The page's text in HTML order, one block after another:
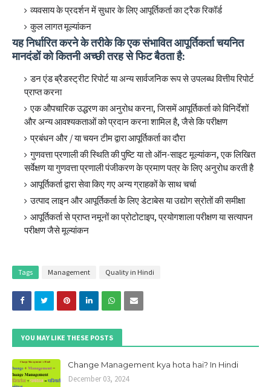
व्यवसाय के प्रदर्शन में सुधार के लिए आपूर्तिकर्ता का ट्रैक रिकॉर्ड
कुल लागत मूल्यांकन
यह निर्धारित करने के तरीके कि एक संभावित आपूर्तिकर्ता चयनित
मानदंडों को कितनी अच्छी तरह से फिट बैठता है:
डन एंड ब्रैडस्ट्रीट रिपोर्ट या अन्य सार्वजनिक रूप से उपलब्ध वित्तीय रिपोर्ट
प्राप्त करना
एक औपचारिक उद्धरण का अनुरोध करना, जिसमें आपूर्तिकर्ता को विनिर्देशों
और अन्य आवश्यकताओं को प्रदान करना शामिल है, जैसे कि परीक्षण
प्रबंधन और / या चयन टीम द्वारा आपूर्तिकर्ता का दौरा
गुणवत्ता प्रणाली की स्थिति की पुष्टि या तो ऑन-साइट मूल्यांकन, एक लिखित
सर्वेक्षण या गुणवत्ता प्रणाली पंजीकरण के प्रमाण पत्र के लिए अनुरोध करती है
आपूर्तिकर्ता द्वारा सेवा किए गए अन्य ग्राहकों के साथ चर्चा
उत्पाद लाइन और आपूर्तिकर्ता के लिए डेटाबेस या उद्योग स्रोतों की समीक्षा
आपूर्तिकर्ता से प्राप्त नमूनों का प्रोटोटाइप, प्रयोगशाला परीक्षण या सत्यापन
परीक्षण जैसे मूल्यांकन
Tags Management Quality in Hindi
YOU MAY LIKE THESE POSTS
Change Management kya hota hai? In Hindi
December 03, 2024